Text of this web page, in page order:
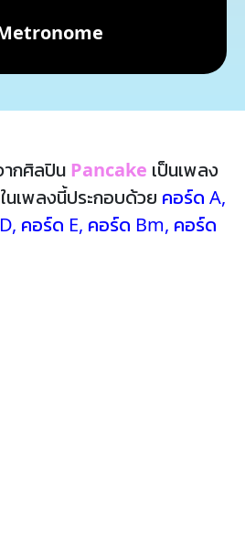
ากศิลปิน Pancake เป็นเพลง
นเพลงนี้ประกอบด้วย คอร์ด A,
, คอร์ด E, คอร์ด Bm, คอร์ด